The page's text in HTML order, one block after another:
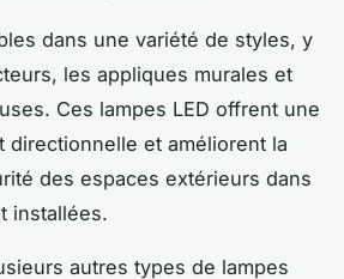
dans une variété de styles, y
les appliques murales et
Ces lampes LED offrent une
directionnelle et améliorent la
des espaces extérieurs dans
installées.
autres types de lampes